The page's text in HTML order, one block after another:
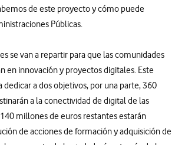
de este proyecto y cómo puede
Públicas.
se van a repartir para que las comunidades
en innovación y proyectos digitales. Este
dedicar a dos objetivos, por una parte, 360
a la conectividad de digital de las
millones de euros restantes estarán
de acciones de formación y adquisición de